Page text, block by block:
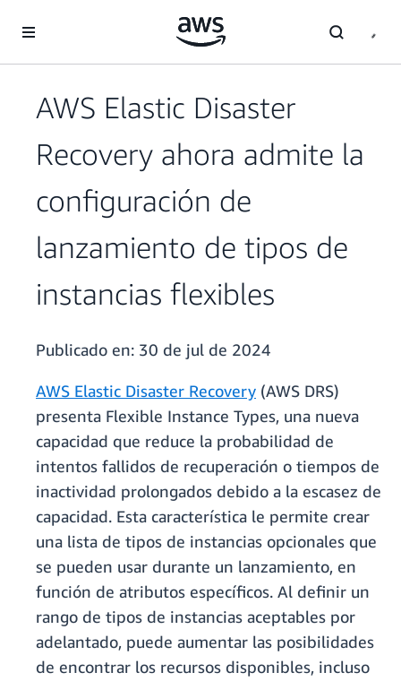
AWS Elastic Disaster
Recovery ahora admite la
configuración de
lanzamiento de tipos de
instancias flexibles
Publicado en: 30 de jul de 2024
AWS Elastic Disaster Recovery (AWS DRS)
presenta Flexible Instance Types, una nueva
capacidad que reduce la probabilidad de
intentos fallidos de recuperación o tiempos de
inactividad prolongados debido a la escasez de
capacidad. Esta característica le permite crear
una lista de tipos de instancias opcionales que
se pueden usar durante un lanzamiento, en
función de atributos específicos. Al definir un
rango de tipos de instancias aceptables por
adelantado, puede aumentar las posibilidades
de encontrar los recursos disponibles, incluso